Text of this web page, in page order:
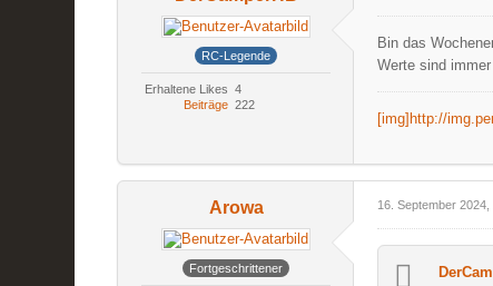
RC-Legende
Erhaltene Likes 4
Beiträge 222
Bin das
Werte sind
[img]http://
Arowa
Fortgeschrittener
16. September 2024,